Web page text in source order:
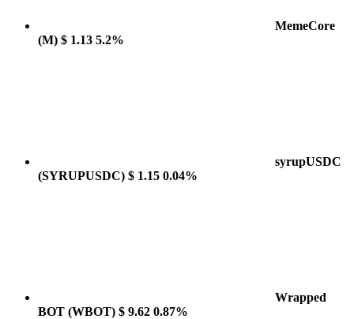
MemeCore
(M) $ 1.13 5.2%
syrupUSDC
(SYRUPUSDC) $ 1.15 0.04%
Wrapped
BOT (WBOT) $ 9.62 0.87%